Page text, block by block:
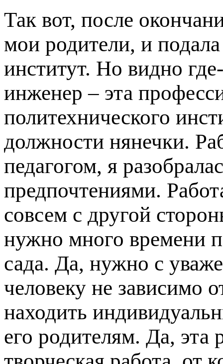
Так вот, после
мои родители, и
институт. Но видно
инженер – эта
политехнического
должности нянечки.
педагогом, я
предпочтениями.
совсем с другой
нужно много времени
сада. Да, нужно с
человеку не зависимо
находить
его родителям. Да, эта